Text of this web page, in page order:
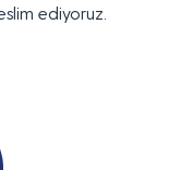
ediyoruz.